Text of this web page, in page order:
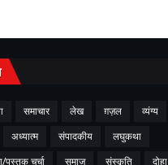
समाचार लेख ग़ज़ल व्यंग्य
अध्यात्म
संपादकीय
लघुकथा
पुस्तक चर्चा
समाज संस्कृति दोहा